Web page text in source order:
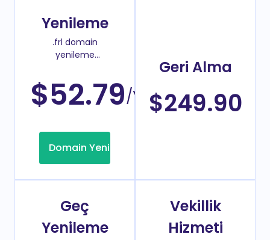
Yenileme
.frl domain
yenileme
$52.79/Yıl
Domain Yenileme
Geri Alma
$249.90
Geç
Yenileme
Vekillik
Hizmeti